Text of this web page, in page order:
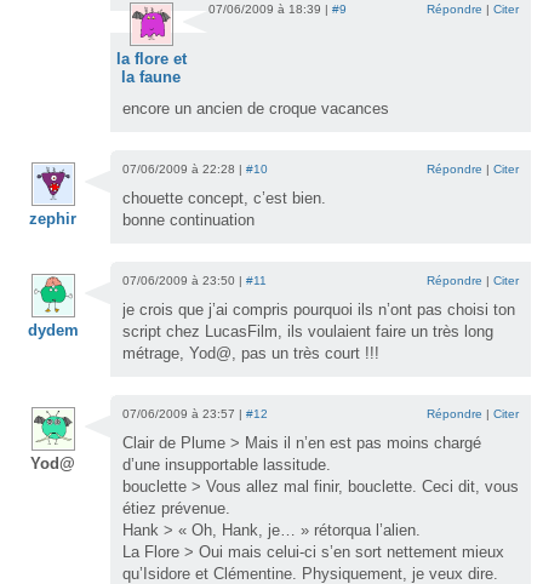
la flore et
la faune
07/06/2009 à 18:39 | #9 Répondre | Citer
encore un ancien de croque vacances
zephir
07/06/2009 à 22:28 | #10 Répondre | Citer
chouette concept, c’est bien.
bonne continuation
dydem
07/06/2009 à 23:50 | #11 Répondre | Citer
je crois que j’ai compris pourquoi ils n’ont pas choisi ton
script chez LucasFilm, ils voulaient faire un très long
métrage, Yod@, pas un très court !!!
Yod@
07/06/2009 à 23:57 | #12 Répondre | Citer
Clair de Plume > Mais il n’en est pas moins chargé
d’une insupportable lassitude.
bouclette > Vous allez mal finir, bouclette. Ceci dit, vous
étiez prévenue.
Hank > « Oh, Hank, je… » rétorqua l’alien.
La Flore > Oui mais celui-ci s’en sort nettement mieux
qu’Isidore et Clémentine. Physiquement, je veux dire.